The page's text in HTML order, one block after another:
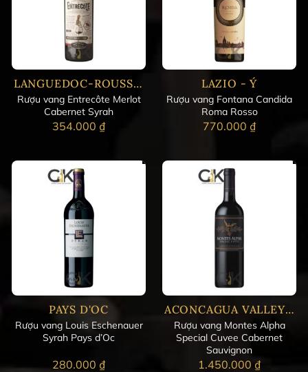
LANGUEDOC-ROUSSILLON - PHÁP
Rượu vang Entrecôte Merlot
Cabernet Syrah
354.000 ₫
LAZIO - Ý
Rượu vang Fontana Candida
Roma Rosso
770.000 ₫
PAYS D'OC
Rượu vang Louis Eschenauer
Syrah Pays d’Oc
280.000 ₫
ACONCAGUA VALLEY - CHILE
Rượu vang Montes Alpha
Special Cuvee Cabernet
Sauvignon
1.450.000 ₫